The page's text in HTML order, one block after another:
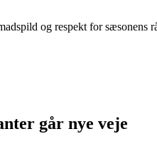
og respekt for
går nye veje